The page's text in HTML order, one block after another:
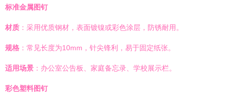
标准金属图钉
材质 ：采用优质钢材，表面镀镍或彩色涂层，防锈耐用。
规格 ：常见长度为10mm，针尖锋利，易于固定纸张。
适用场景 ：办公室公告板、家庭备忘录、学校展示栏。
彩色塑料图钉